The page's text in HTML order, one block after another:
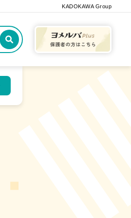
KADOKAWA Group
記事や本をキーワードから探す